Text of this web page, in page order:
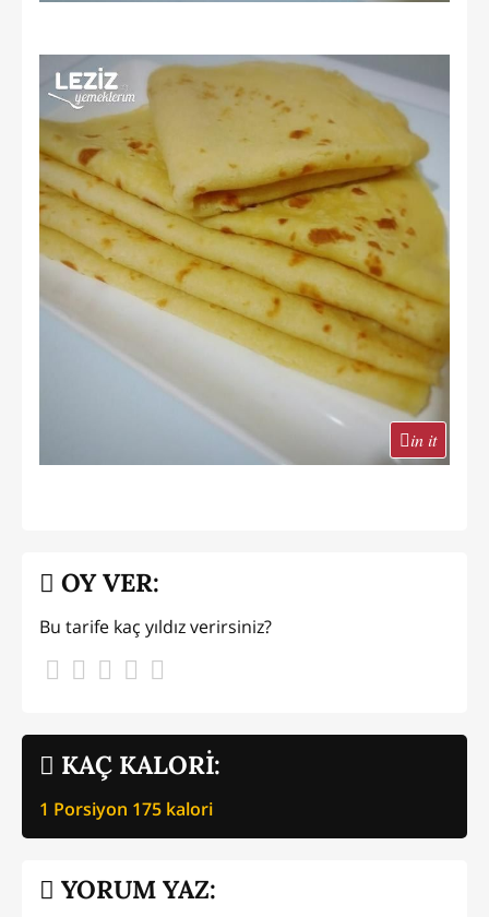
in it
KAÇ KALORİ:
1 Porsiyon 175 kalori
OY VER:
Bu tarife kaç yıldız verirsiniz?
YORUM YAZ: